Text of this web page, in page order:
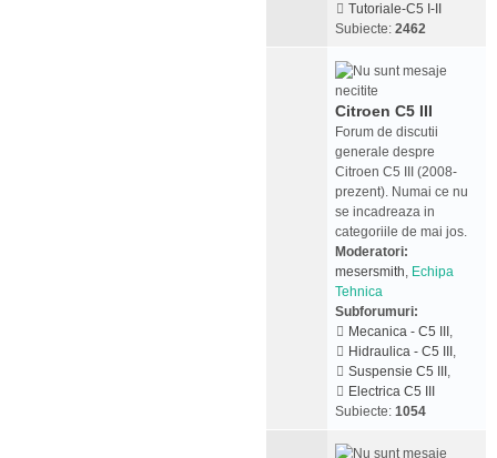
Tutoriale-C5 I-II
Subiecte: 2462
Citroen C5 III
Forum de discutii
generale despre
Citroen C5 III (2008-
prezent). Numai ce nu
se incadreaza in
categoriile de mai jos.
Moderatori:
mesersmith, Echipa
Tehnica
Subforumuri:
Mecanica - C5 III ,
Hidraulica - C5 III ,
Suspensie C5 III ,
Electrica C5 III
Subiecte: 1054